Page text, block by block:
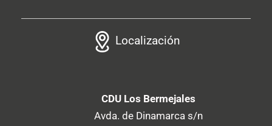
Localización
CDU Los Bermejales
Avda. de Dinamarca s/n